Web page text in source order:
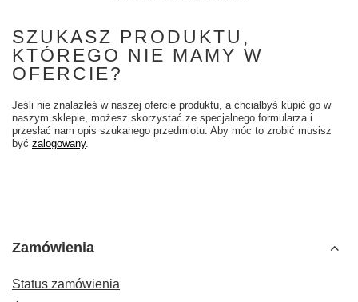
SZUKASZ PRODUKTU,
KTÓREGO NIE MAMY W
OFERCIE?
Jeśli nie znalazłeś w naszej ofercie produktu, a chciałbyś kupić go w
naszym sklepie, możesz skorzystać ze specjalnego formularza i
przesłać nam opis szukanego przedmiotu. Aby móc to zrobić musisz
być zalogowany.
Zamówienia
Status zamówienia